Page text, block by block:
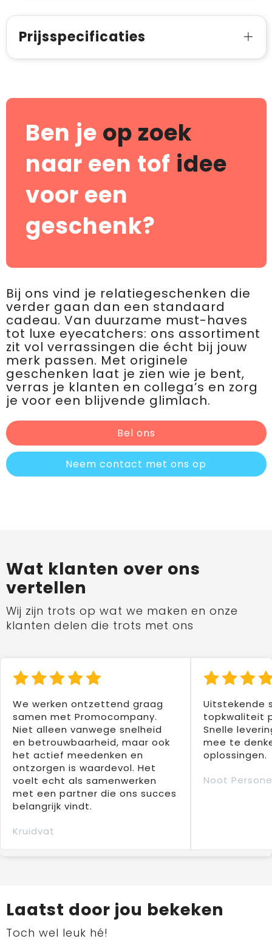
Prijsspecificaties
Ben je op zoek
naar een tof idee
voor een
geschenk?
Bij ons vind je relatiegeschenken die
verder gaan dan een standaard
cadeau. Van duurzame must-haves
tot luxe eyecatchers: ons assortiment
zit vol verrassingen die écht bij jouw
merk passen. Met originele
geschenken laat je zien wie je bent,
verras je klanten en collega’s en zorg
je voor een blijvende glimlach.
Bel ons
Neem contact met ons op
Wat klanten over ons
vertellen
Wij zijn trots op wat we maken en onze
klanten delen die trots met ons
We werken ontzettend graag
samen met Promocompany.
Niet alleen vanwege snelheid
en betrouwbaarheid, maar ook
het actief meedenken en
ontzorgen is waardevol. Het
voelt echt als samenwerken
met een partner die ons succes
belangrijk vindt.
Kruidvat
Uitstekende
topkwaliteit
Snelle
mee te
oplossingen.
Noot
Laatst door jou bekeken
Toch wel leuk hé!